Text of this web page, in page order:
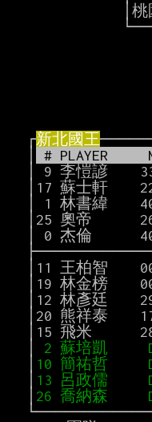
┌新北國王
# PLAYER
│ 9 李愷諺
│17 蘇士軒
│ 1 林書緯
│25 奧帝
│ 0 杰倫
│12 林彥廷
│20 熊祥泰
│15 飛米
2 蘇培凱
10 簡祐哲
13 呂政儒
26 喬納森